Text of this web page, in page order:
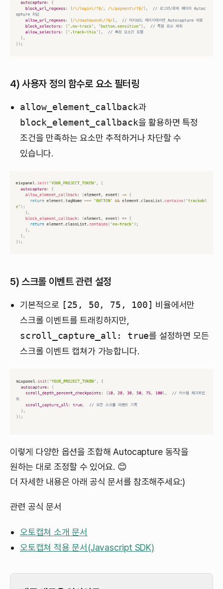
4)사용자 정의 함수로 요소 필터링
allow_element_callback과
block_element_callback을 활용하면 특정
조건을 만족하는 요소만 추적하거나 차단할 수
있습니다.
5)스크롤 이벤트 관련 설정
기본적으로 [25, 50, 75, 100] 비율에서만
스크롤 이벤트를 트래킹하지만,
scroll_capture_all: true를 설정하면 모든
스크롤 이벤트 캡쳐가 가능합니다.
이렇게 다양한 옵션을 조합해 Autocapture 동작을
원하는 대로 조정할 수 있어요. 😊
더 자세한 내용은 아래 공식 문서를 참조해주세요:)
관련 공식 문서
오토캡쳐 소개 문서
오토캡쳐 적용 문서(Javascript SDK)